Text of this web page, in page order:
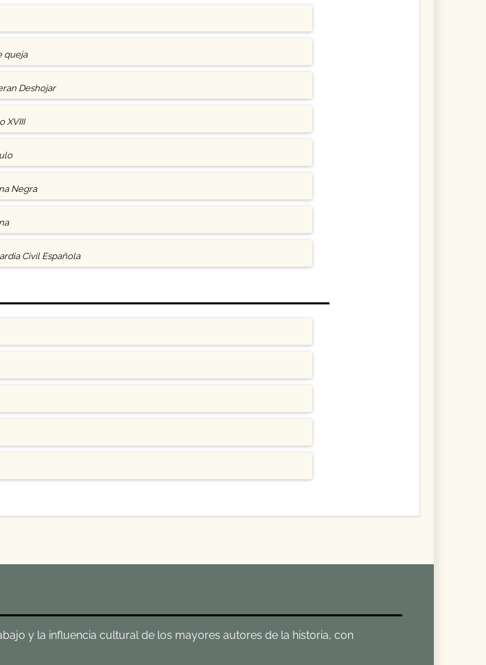
queja
Deshojar
XVIII
Negra
Civil Española
y la influencia cultural de los mayores autores de la historia, con